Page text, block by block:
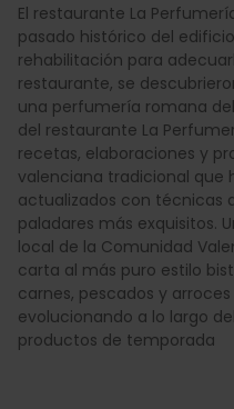
El restaurante La
pasado histórico del
rehabilitación para
restaurante, se
una perfumería romana
del restaurante La
recetas, elaboraciones y
valenciana tradicional que
actualizados con técnicas
paladares más exquisitos.
local de la Comunidad
carta al más puro estilo
carnes, pescados y
evolucionando a lo largo
productos de temporada